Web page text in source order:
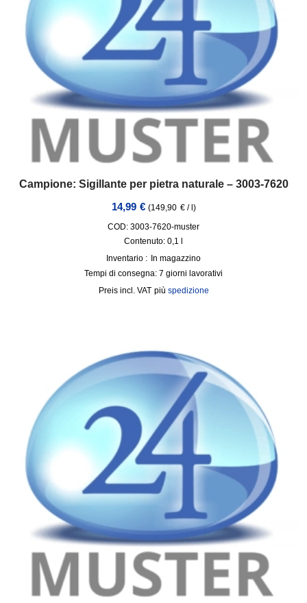
Campione: Sigillante per pietra naturale – 3003-7620
14,99 € (149,90 €/l)
COD: 3003-7620-muster
Contenuto: 0,1
Inventario : In magazzino
Tempi di consegna: 7 giorni lavorativi
incl. VAT più spedizione